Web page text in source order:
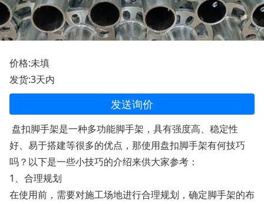
价格:未填
发货:3天内
发送询价
盘扣脚手架是一种多功能脚手架，具有强度高、稳定性
好、易于搭建等很多的优点，那使用盘扣脚手架有何技巧
吗？以下是一些小技巧的介绍来供大家参考：
1、合理规划
在使用前，需要对施工场地进行合理规划，确定脚手架的布